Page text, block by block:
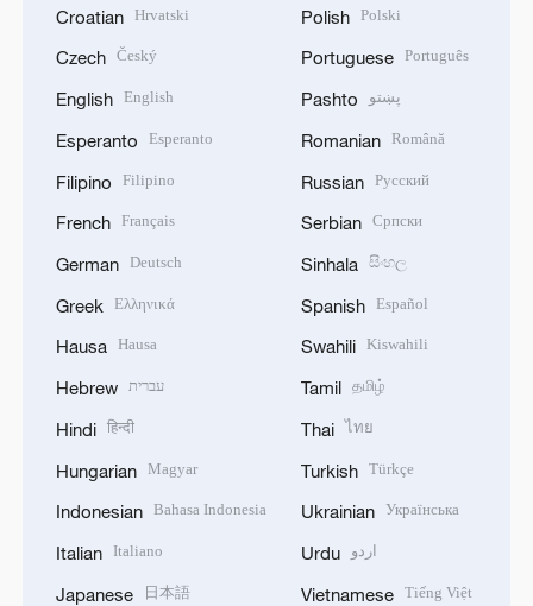
Croatian Hrvatski
Czech Český
English English
Esperanto Esperanto
Filipino Filipino
French Français
German Deutsch
Greek Ελληνικά
Hausa Hausa
Hebrew עברית
Hindi हिन्दी
Hungarian Magyar
Indonesian Bahasa Indonesia
Italian Italiano
Japanese 日本語
Polish Polski
Portuguese Português
Pashto پښتو
Romanian Română
Russian Русский
Serbian Српски
Sinhala සිංහල
Spanish Español
Swahili Kiswahili
Tamil தமிழ்
Thai ไทย
Turkish Türkçe
Ukrainian Українська
Urdu اردو
Vietnamese Tiếng Việt